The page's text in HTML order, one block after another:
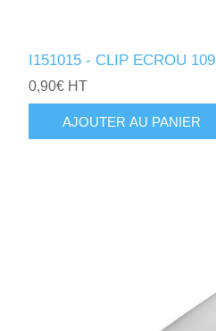
I151015 - CLIP ECROU 109
0,90€ HT
AJOUTER AU PANIER